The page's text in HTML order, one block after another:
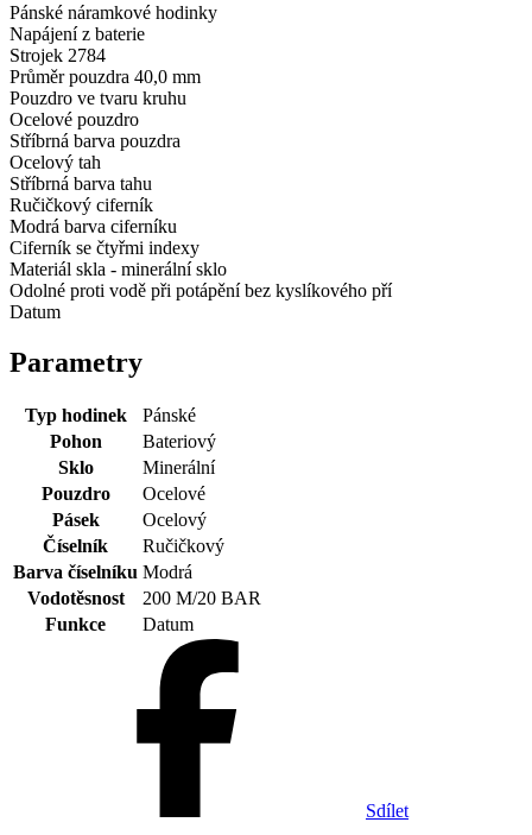
Pánské náramkové hodinky
Napájení z baterie
Strojek 2784
Průměr pouzdra 40,0 mm
Pouzdro ve tvaru kruhu
Ocelové pouzdro
Stříbrná barva pouzdra
Ocelový tah
Stříbrná barva tahu
Ručičkový ciferník
Modrá barva ciferníku
Ciferník se čtyřmi indexy
Materiál skla - minerální sklo
Odolné proti vodě při potápění bez kyslíkového pří
Datum
Parametry
Typ hodinek
Pánské
Pohon
Bateriový
Sklo
Minerální
Pouzdro
Ocelové
Pásek
Ocelový
Číselník
Ručičkový
Barva číselníku Modrá
Vodotěsnost
200 M/20 BAR
Funkce
Datum
Sdílet